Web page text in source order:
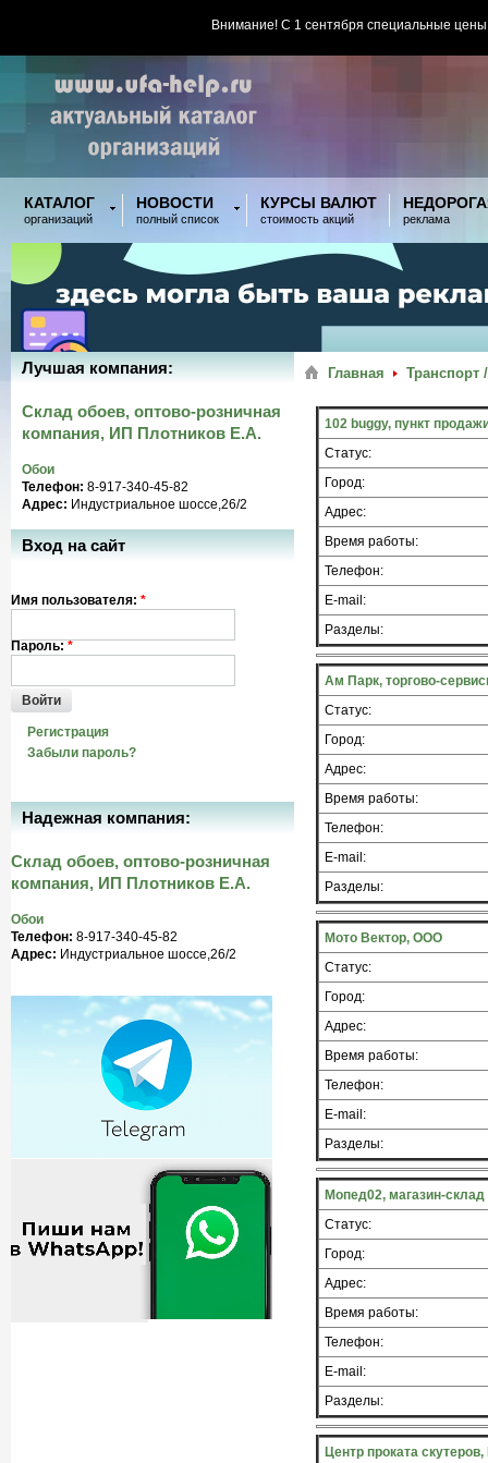
Внимание! С 1 сентября специальные
КАТАЛОГ
организаций
НОВОСТИ
полный список
КУРСЫ ВАЛЮТ
стоимость акций реклама
Главная Транспорт
102 buggy, пункт
Статус:
Город:
Адрес:
Время работы:
Телефон:
E-mail:
Разделы:
Ам Парк, торгово-
Статус:
Город:
Адрес:
Время работы:
Телефон:
E-mail:
Разделы:
Мото Вектор, ООО
Статус:
Город:
Адрес:
Время работы:
Телефон:
E-mail:
Разделы:
Мопед02, магазин-склад
Статус:
Город:
Адрес:
Время работы:
Телефон:
E-mail:
Разделы:
Центр проката
Лучшая компания:
Склад обоев, оптово-розничная
компания, ИП Плотников Е.А.
Обои
Телефон: 8-917-340-45-82
Адрес: Индустриальное шоссе,26/2
Вход на сайт
Имя пользователя: *
Пароль: *
Войти
Регистрация
Забыли пароль?
Надежная компания:
Склад обоев, оптово-розничная
компания, ИП Плотников Е.А.
Обои
Телефон: 8-917-340-45-82
Адрес: Индустриальное шоссе,26/2